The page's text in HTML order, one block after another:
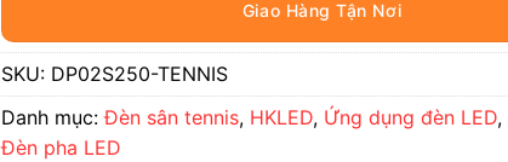
SKU: DP02S250-TENNIS
Danh mục:Đèn sân tennis, HKLED, Ứng dụng đèn LED,
Đèn pha LED